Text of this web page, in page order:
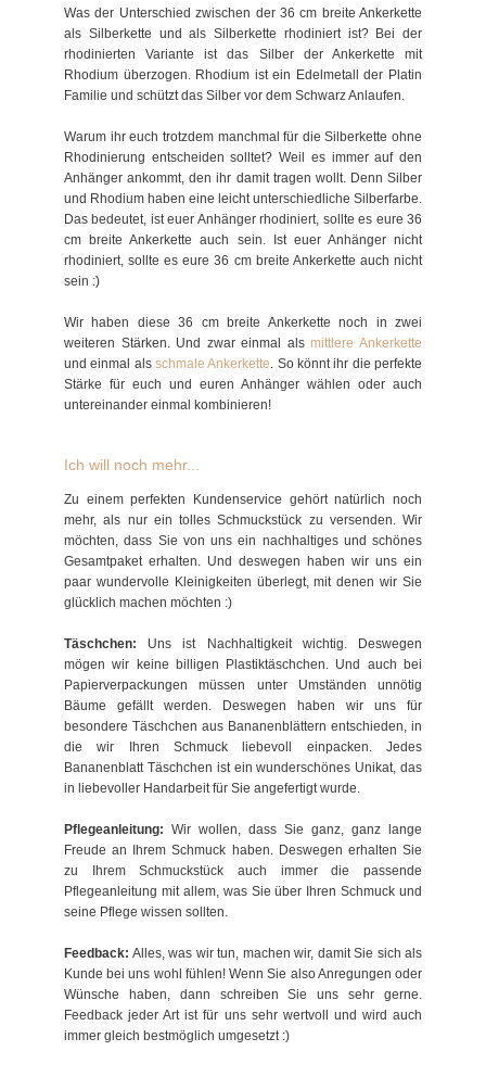
Was der Unterschied zwischen der 36 cm breite Ankerkette
als Silberkette und als Silberkette rhodiniert ist? Bei der
rhodinierten Variante ist das Silber der Ankerkette mit
Rhodium überzogen. Rhodium ist ein Edelmetall der Platin
Familie und schützt das Silber vor dem Schwarz Anlaufen.
Warum ihr euch trotzdem manchmal für die Silberkette ohne
Rhodinierung entscheiden solltet? Weil es immer auf den
Anhänger ankommt, den ihr damit tragen wollt. Denn Silber
und Rhodium haben eine leicht unterschiedliche Silberfarbe.
Das bedeutet, ist euer Anhänger rhodiniert, sollte es eure 36
cm breite Ankerkette auch sein. Ist euer Anhänger nicht
rhodiniert, sollte es eure 36 cm breite Ankerkette auch nicht
sein :)
Wir haben diese 36 cm breite Ankerkette noch in zwei
weiteren Stärken. Und zwar einmal alsmittlere Ankerkette
und einmal als schmale Ankerkette. So könnt ihr die perfekte
Stärke für euch und euren Anhänger wählen oder auch
untereinander einmal kombinieren!
Ich will noch mehr...
Zu einem perfekten Kundenservice gehört natürlich noch
mehr, als nur ein tolles Schmuckstück zu versenden. Wir
möchten, dass Sie von uns ein nachhaltiges und schönes
Gesamtpaket erhalten. Und deswegen haben wir uns ein
paar wundervolle Kleinigkeiten überlegt, mit denen wir Sie
glücklich machen möchten :)
Täschchen: Uns ist Nachhaltigkeit wichtig. Deswegen
mögen wir keine billigen Plastiktäschchen. Und auch bei
Papierverpackungen müssen unter Umständen unnötig
Bäume gefällt werden. Deswegen haben wir uns für
besondere Täschchen aus Bananenblättern entschieden, in
die wir Ihren Schmuck liebevoll einpacken. Jedes
Bananenblatt Täschchen ist ein wunderschönes Unikat, das
in liebevoller Handarbeit für Sie angefertigt wurde.
Pflegeanleitung: Wir wollen, dass Sie ganz, ganz lange
Freude an Ihrem Schmuck haben. Deswegen erhalten Sie
zu Ihrem Schmuckstück auch immer die passende
Pflegeanleitung mit allem, was Sie über Ihren Schmuck und
seine Pflege wissen sollten.
Feedback: Alles, was wir tun, machen wir, damit Sie sich als
Kunde bei uns wohl fühlen! Wenn Sie also Anregungen oder
Wünsche haben, dann schreiben Sie uns sehr gerne.
Feedback jeder Art ist für uns sehr wertvoll und wird auch
immer gleich bestmöglich umgesetzt :)